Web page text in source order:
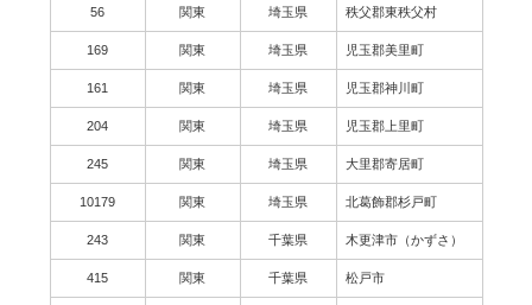
56 関東 埼玉県 秩父郡東秩父村
169 関東 埼玉県 児玉郡美里町
161 関東 埼玉県 児玉郡神川町
204 関東 埼玉県 児玉郡上里町
245 関東 埼玉県 大里郡寄居町
10179 関東 埼玉県 北葛飾郡杉戸町
243 関東 千葉県 木更津市（かずさ）
415 関東 千葉県 松戸市